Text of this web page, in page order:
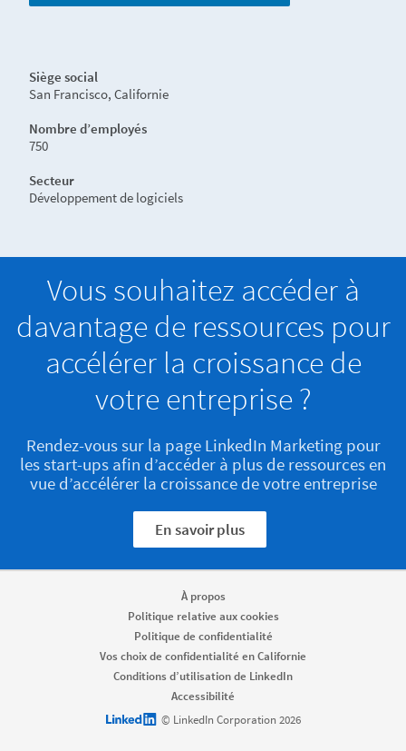
Siège social
San Francisco, Californie
Nombre d’employés
750
Secteur
Développement de logiciels
Vous souhaitez accéder à
davantage de ressources pour
accélérer la croissance de
votre entreprise ?
Rendez-vous sur la page LinkedIn Marketing pour
les start-ups afin d’accéder à plus de ressources en
vue d’accélérer la croissance de votre entreprise
En savoir plus
À propos
Politique relative aux cookies
Politique de confidentialité
Vos choix de confidentialité en Californie
Conditions d’utilisation de LinkedIn
Accessibilité
LinkedIn logo© LinkedIn Corporation 2026